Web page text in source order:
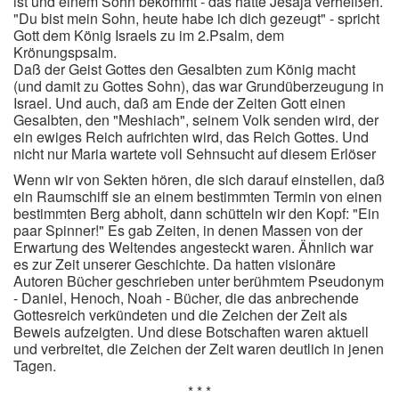
"Du bist mein Sohn, heute habe ich dich gezeugt" - spricht
Gott dem König Israels zu im 2.Psalm, dem
Krönungspsalm.
Daß der Geist Gottes den Gesalbten zum König macht
(und damit zu Gottes Sohn), das war Grundüberzeugung in
Israel. Und auch, daß am Ende der Zeiten Gott einen
Gesalbten, den "Meshiach", seinem Volk senden wird, der
ein ewiges Reich aufrichten wird, das Reich Gottes. Und
nicht nur Maria wartete voll Sehnsucht auf diesem Erlöser
Wenn wir von Sekten hören, die sich darauf einstellen, daß
ein Raumschiff sie an einem bestimmten Termin von einen
bestimmten Berg abholt, dann schütteln wir den Kopf: "Ein
paar Spinner!" Es gab Zeiten, in denen Massen von der
Erwartung des Weltendes angesteckt waren. Ähnlich war
es zur Zeit unserer Geschichte. Da hatten visionäre
Autoren Bücher geschrieben unter berühmtem Pseudonym
- Daniel, Henoch, Noah - Bücher, die das anbrechende
Gottesreich verkündeten und die Zeichen der Zeit als
Beweis aufzeigten. Und diese Botschaften waren aktuell
und verbreitet, die Zeichen der Zeit waren deutlich in jenen
Tagen.
* * *